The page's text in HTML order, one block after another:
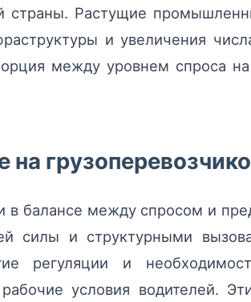
Растущие
и увеличения
между уровнем спроса
в балансе между спросом и
силы и структурными
регуляции и
условия водителей.